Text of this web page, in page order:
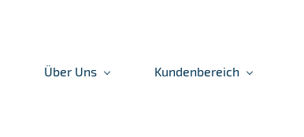
Über Uns Kundenbereich